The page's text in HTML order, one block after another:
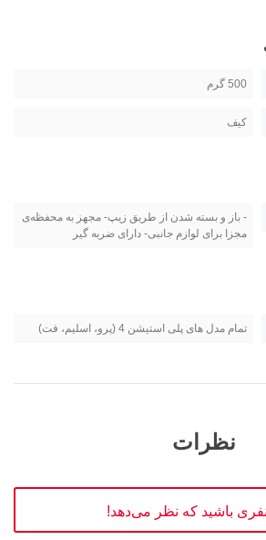
500 گرم
کیف
- باز و بسته شدن از طریق زیپ- مجهز به محفظه‌ی
مجزا برای لوازم جانبی- دارای ضربه گیر
تمام مدل های پلی استیشن 4 (پرو، اسلیم، فت)
نظرات
نفری باشید که نظر می‌دهد!